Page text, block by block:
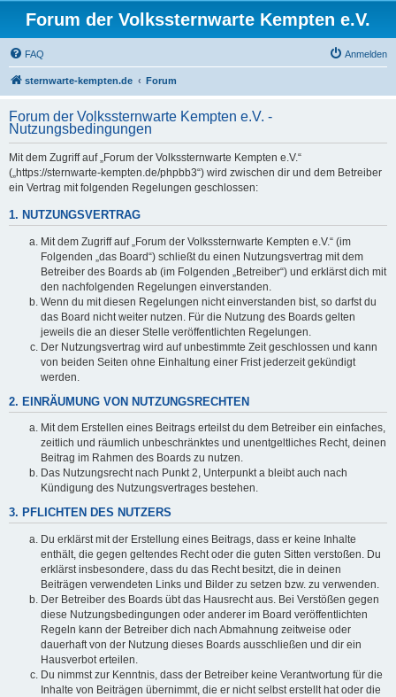
Forum der Volkssternwarte Kempten e.V.
FAQ Anmelden
sternwarte-kempten.de Forum
Forum der Volkssternwarte Kempten e.V. -
Nutzungsbedingungen
Mit dem Zugriff auf „Forum der Volkssternwarte Kempten e.V.“
(„https://sternwarte-kempten.de/phpbb3“) wird zwischen dir und dem Betreiber
ein Vertrag mit folgenden Regelungen geschlossen:
1. NUTZUNGSVERTRAG
Mit dem Zugriff auf „Forum der Volkssternwarte Kempten e.V.“ (im
Folgenden „das Board“) schließt du einen Nutzungsvertrag mit dem
Betreiber des Boards ab (im Folgenden „Betreiber“) und erklärst dich mit
den nachfolgenden Regelungen einverstanden.
Wenn du mit diesen Regelungen nicht einverstanden bist, so darfst du
das Board nicht weiter nutzen. Für die Nutzung des Boards gelten
jeweils die an dieser Stelle veröffentlichten Regelungen.
Der Nutzungsvertrag wird auf unbestimmte Zeit geschlossen und kann
von beiden Seiten ohne Einhaltung einer Frist jederzeit gekündigt
werden.
2. EINRÄUMUNG VON NUTZUNGSRECHTEN
Mit dem Erstellen eines Beitrags erteilst du dem Betreiber ein einfaches,
zeitlich und räumlich unbeschränktes und unentgeltliches Recht, deinen
Beitrag im Rahmen des Boards zu nutzen.
Das Nutzungsrecht nach Punkt 2, Unterpunkt a bleibt auch nach
Kündigung des Nutzungsvertrages bestehen.
3. PFLICHTEN DES NUTZERS
Du erklärst mit der Erstellung eines Beitrags, dass er keine Inhalte
enthält, die gegen geltendes Recht oder die guten Sitten verstoßen. Du
erklärst insbesondere, dass du das Recht besitzt, die in deinen
Beiträgen verwendeten Links und Bilder zu setzen bzw. zu verwenden.
Der Betreiber des Boards übt das Hausrecht aus. Bei Verstößen gegen
diese Nutzungsbedingungen oder anderer im Board veröffentlichten
Regeln kann der Betreiber dich nach Abmahnung zeitweise oder
dauerhaft von der Nutzung dieses Boards ausschließen und dir ein
Hausverbot erteilen.
Du nimmst zur Kenntnis, dass der Betreiber keine Verantwortung für die
Inhalte von Beiträgen übernimmt, die er nicht selbst erstellt hat oder die